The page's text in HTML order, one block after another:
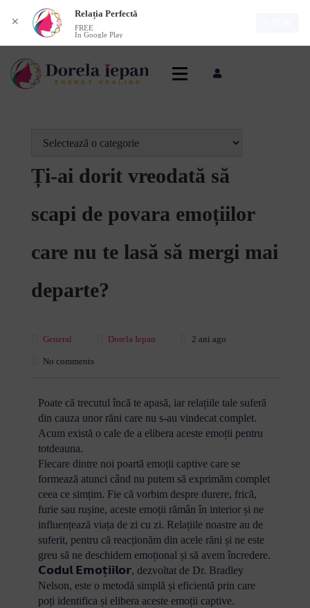
Ți-ai dorit vreodată să
scapi de povara emoțiilor
care nu te lasă să mergi mai
departe?
General Dorela Iepan 2 ani ago
No comments
Poate că trecutul încă te apasă, iar relațiile tale suferă
din cauza unor răni care nu s-au vindecat complet.
Acum există o cale de a elibera aceste emoții pentru
totdeauna.
Fiecare dintre noi poartă emoții captive care se
formează atunci când nu putem să exprimăm complet
ceea ce simțim. Fie că vorbim despre durere, frică,
furie sau rușine, aceste emoții rămân în interior și ne
influențează viața de zi cu zi. Relațiile noastre au de
suferit, pentru că reacționăm din acele răni și ne este
greu să ne deschidem emoțional și să avem încredere.
𝗖𝗼𝗱𝘂𝗹 𝗘𝗺𝗼𝘁̦𝗶𝗶𝗹𝗼𝗿, dezvoltat de Dr. Bradley
Nelson, este o metodă simplă și eficientă prin care
poți identifica și elibera aceste emoții captive.
✕
Relația Perfectă
FREE
In Google Play